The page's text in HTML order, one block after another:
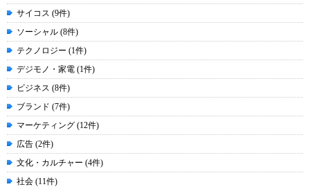
サイコス (9件)
ソーシャル (8件)
テクノロジー (1件)
デジモノ・家電 (1件)
ビジネス (8件)
ブランド (7件)
マーケティング (12件)
広告 (2件)
文化・カルチャー (4件)
社会 (11件)